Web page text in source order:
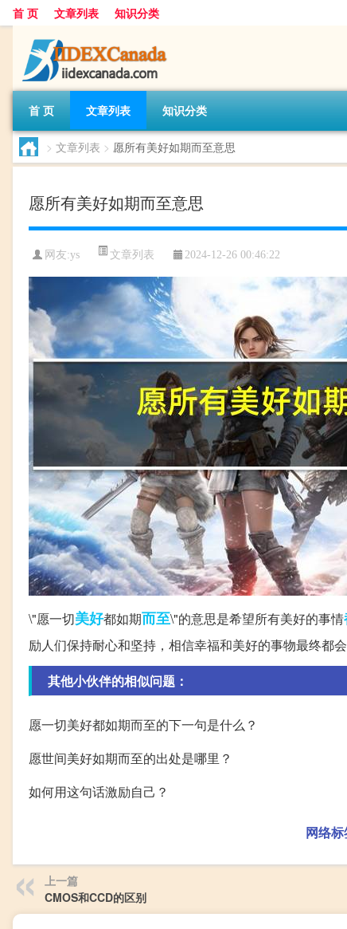
首 页 文章列表 知识分类
首 页 文章列表 知识分类
> 文章列表 > 愿所有美好如期而至意思
愿所有美好如期而至意思
网友:ys 文章列表 2024-12-26 00:46:22
\"愿一切美好都如期而至\"的意思是希望所有美好的事情
励人们保持耐心和坚持，相信幸福和美好的事物最终都
其他小伙伴的相似问题：
愿一切美好都如期而至的下一句是什么？
愿世间美好如期而至的出处是哪里？
如何用这句话激励自己？
网络标
上一篇
CMOS和CCD的区别